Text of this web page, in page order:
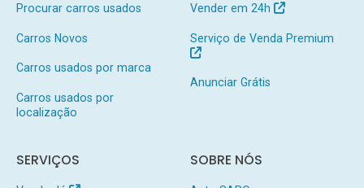
Procurar carros usados
Carros Novos
Carros usados por marca
Carros usados por
localização
Vender em 24h
Serviço de Venda Premium
Anunciar Grátis
SERVIÇOS SOBRE NÓS